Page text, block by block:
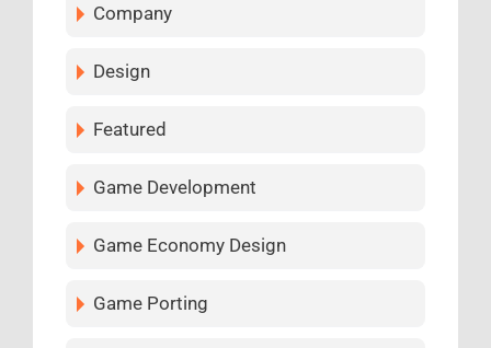
Company
Design
Featured
Game Development
Game Economy Design
Game Porting